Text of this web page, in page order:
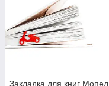
Закладка для книг Мопед